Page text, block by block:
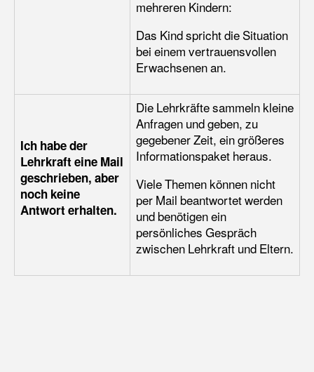
mehreren Kindern:
Das Kind spricht die Situation
bei einem vertrauensvollen
Erwachsenen an.
Ich habe der
Lehrkraft eine Mail
geschrieben, aber
noch keine
Antwort erhalten.
Die Lehrkräfte sammeln kleine
Anfragen und geben, zu
gegebener Zeit, ein größeres
Informationspaket heraus.
Viele Themen können nicht
per Mail beantwortet werden
und benötigen ein
persönliches Gespräch
zwischen Lehrkraft und Eltern.